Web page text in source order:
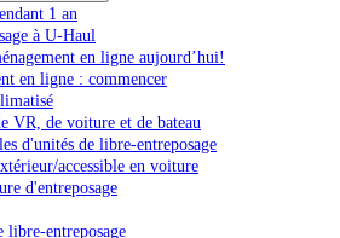
1 an
à U-Haul
en ligne aujourd’hui!
en ligne : commencer
VR, de voiture et de bateau
d'unités de libre-entreposage
accessible en voiture
d'entreposage
libre-entreposage